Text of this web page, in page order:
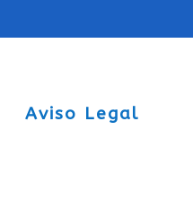
Aviso Legal